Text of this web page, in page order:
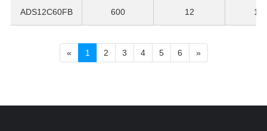
ADS12C60FB 600 12
« 1 2 3 4 5 6 »